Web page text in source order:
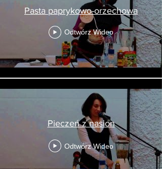
Pasta paprykowo-orzechowa
Odtwórz Wideo
Pieczeń z nasion
Odtwórz Wideo